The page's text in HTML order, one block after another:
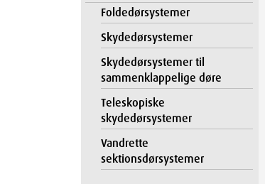
Foldedørsystemer
Skydedørsystemer
Skydedørsystemer til
sammenklappelige døre
Teleskopiske
skydedørsystemer
Vandrette
sektionsdørsystemer